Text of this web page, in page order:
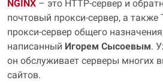
NGINX – это HTTP‑сервер и
почтовый прокси‑сервер, а также
прокси‑сервер общего
написанный Игорем Сысоевым.
он обслуживает серверы многих
сайтов.